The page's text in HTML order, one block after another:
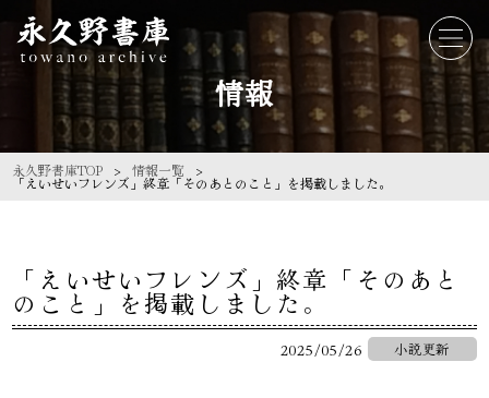
情報
永久野書庫TOP 情報一覧
「えいせいフレンズ」終章「そのあとのこと」を掲載しました。
「えいせいフレンズ」終章「そのあと
のこと」を掲載しました。
2025/05/26 小説更新